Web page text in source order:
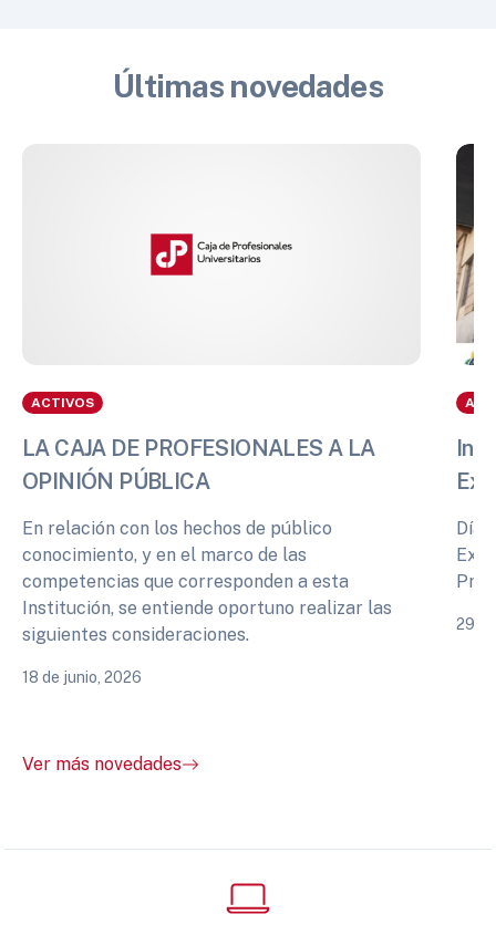
Últimas novedades
ACTIVOS
LA CAJA DE PROFESIONALES A LA
OPINIÓN PÚBLICA
En relación con los hechos de público
conocimiento, y en el marco de las
competencias que corresponden a esta
Institución, se entiende oportuno realizar las
siguientes consideraciones.
18 de junio, 2026
29
Ver más novedades